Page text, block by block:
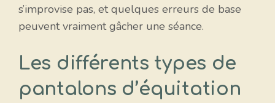
s’improvise pas, et quelques erreurs de base
peuvent vraiment gâcher une séance.
Les différents types de
pantalons d’équitation